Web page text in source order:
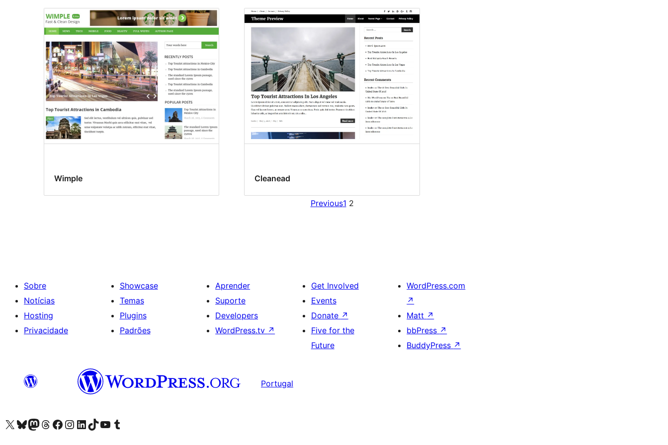
Wimple Cleanead
Previous1 2
Sobre
Notícias
Hosting
Privacidade
Showcase
Temas
Plugins
Padrões
Aprender
Suporte
Developers
WordPress.tv ↗
Get Involved
Events
Donate ↗
Five for the
Future
WordPress.com
↗
Matt ↗
bbPress ↗
BuddyPress ↗
Portugal
Visite a nossa conta X (antigo Twitter)
Visit our Bluesky account
Visit our Mastodon account
Visit our Threads account
Visite a nossa página do Facebook
Visite a nossa conta no Instagram
Visite a nossa conta no LinkedIn
Visit our TikTok account
Visit our YouTube channel
Visit our Tumblr account